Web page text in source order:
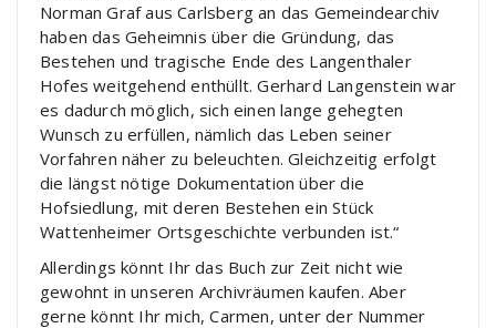
Norman Graf aus Carlsberg an das Gemeindearchiv
haben das Geheimnis über die Gründung, das
Bestehen und tragische Ende des Langenthaler
Hofes weitgehend enthüllt. Gerhard Langenstein war
es dadurch möglich, sich einen lange gehegten
Wunsch zu erfüllen, nämlich das Leben seiner
Vorfahren näher zu beleuchten. Gleichzeitig erfolgt
die längst nötige Dokumentation über die
Hofsiedlung, mit deren Bestehen ein Stück
Wattenheimer Ortsgeschichte verbunden ist.“
Allerdings könnt Ihr das Buch zur Zeit nicht wie
gewohnt in unseren Archivräumen kaufen. Aber
gerne könnt Ihr mich, Carmen, unter der Nummer